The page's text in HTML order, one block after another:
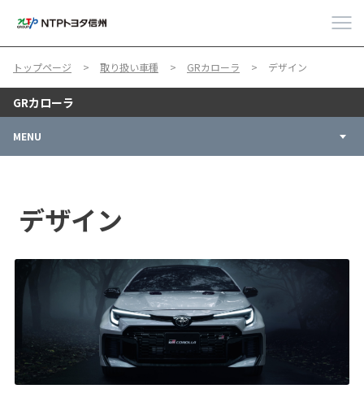
トップページ 取り扱い車種 GRカローラ デザイン
GRカローラ
MENU
デザイン